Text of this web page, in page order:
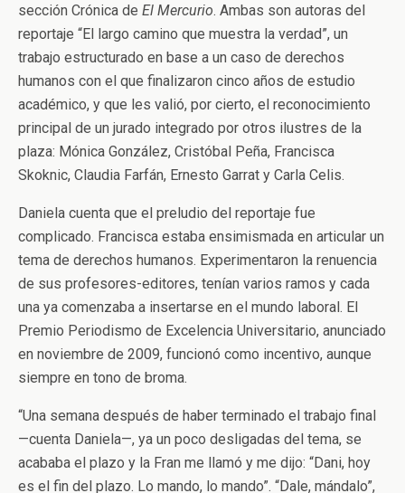
sección Crónica de El Mercurio. Ambas son autoras del
reportaje “El largo camino que muestra la verdad”, un
trabajo estructurado en base a un caso de derechos
humanos con el que finalizaron cinco años de estudio
académico, y que les valió, por cierto, el reconocimiento
principal de un jurado integrado por otros ilustres de la
plaza: Mónica González, Cristóbal Peña, Francisca
Skoknic, Claudia Farfán, Ernesto Garrat y Carla Celis.
Daniela cuenta que el preludio del reportaje fue
complicado. Francisca estaba ensimismada en articular un
tema de derechos humanos. Experimentaron la renuencia
de sus profesores-editores, tenían varios ramos y cada
una ya comenzaba a insertarse en el mundo laboral. El
Premio Periodismo de Excelencia Universitario, anunciado
en noviembre de 2009, funcionó como incentivo, aunque
siempre en tono de broma.
“Una semana después de haber terminado el trabajo final
—cuenta Daniela—, ya un poco desligadas del tema, se
acababa el plazo y la Fran me llamó y me dijo: “Dani, hoy
es el fin del plazo. Lo mando, lo mando”. “Dale, mándalo”,